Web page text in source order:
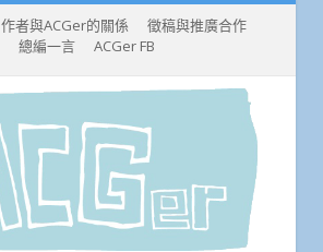
作者與ACGer的關係
徵稿與推廣合作
總編一言
ACGer FB